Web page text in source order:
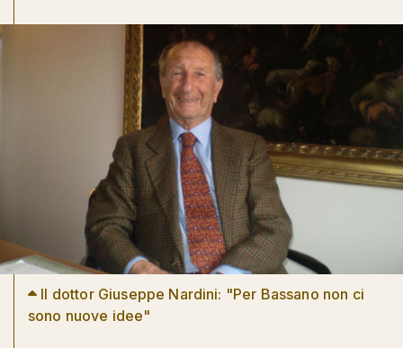
Il dottor Giuseppe Nardini: "Per Bassano non ci
sono nuove idee"